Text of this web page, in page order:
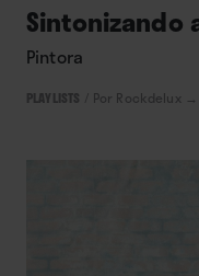
Sintonizando
Pintora
PLAYLISTS Por Rockdelux →